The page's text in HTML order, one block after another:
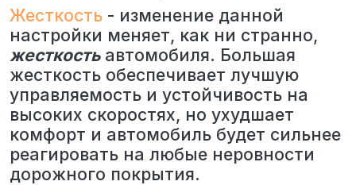
Жесткость - изменение данной
настройки меняет, как ни странно,
жесткостьавтомобиля. Большая
жесткость обеспечивает лучшую
управляемость и устойчивость на
высоких скоростях, но ухудшает
комфорт и автомобиль будет сильнее
реагировать на любые неровности
дорожного покрытия.